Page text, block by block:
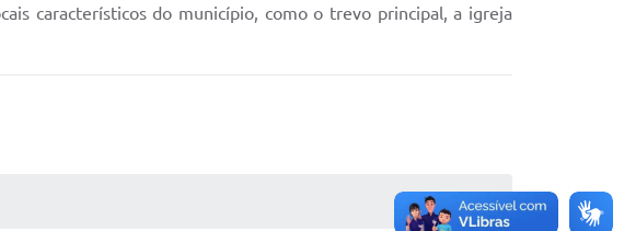
característicos do município, como o trevo principal, a igreja